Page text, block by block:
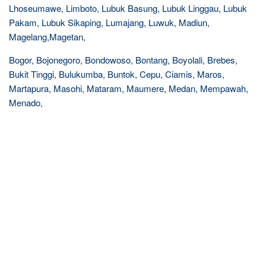
Lhoseumawe, Limboto, Lubuk Basung, Lubuk Linggau, Lubuk
Pakam, Lubuk Sikaping, Lumajang, Luwuk, Madiun,
Magelang,Magetan,
Bogor, Bojonegoro, Bondowoso, Bontang, Boyolali, Brebes,
Bukit Tinggi, Bulukumba, Buntok, Cepu, Ciamis, Maros,
Martapura, Masohi, Mataram, Maumere, Medan, Mempawah,
Menado,